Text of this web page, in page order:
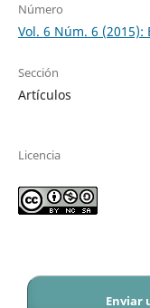
Número
Vol. 6 Núm. 6 (2015):
Sección
Artículos
Licencia
Enviar